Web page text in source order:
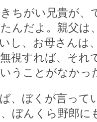
ちがい兄貴が、
んだよ。親父は
し、お母さんは
視すれば、それ
うことがなかっ
、ぼくが言って
ぼんくら野郎に